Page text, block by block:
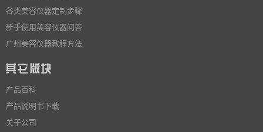
各类美容仪器定制步骤
新手使用美容仪器问答
广州美容仪器教程方法
产品百科
产品说明书下载
关于公司